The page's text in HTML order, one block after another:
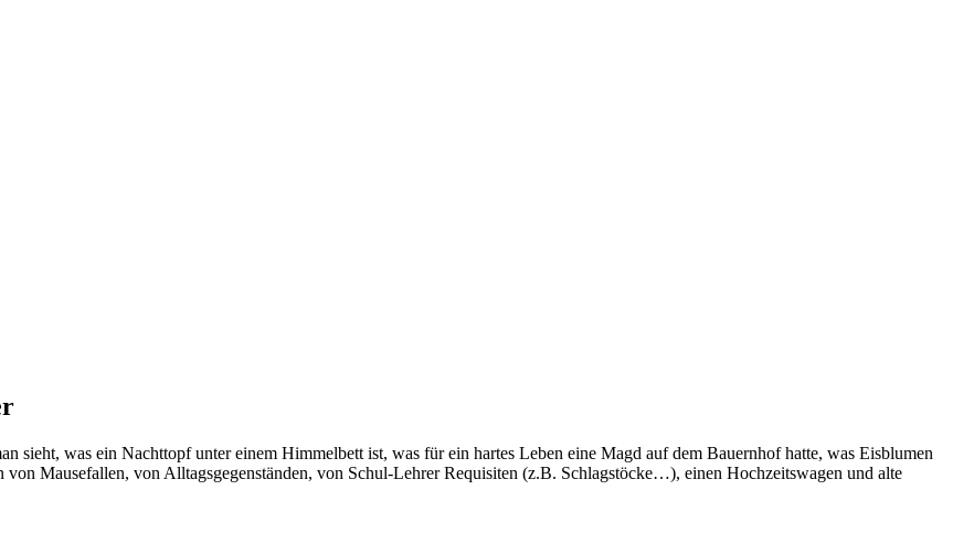
sieht, was ein Nachttopf unter einem Himmelbett ist, was für ein hartes Leben eine Magd auf dem Bauernhof hatte, was Eisblumen
Mausefallen, von Alltagsgegenständen, von Schul-Lehrer Requisiten (z.B. Schlagstöcke…), einen Hochzeitswagen und alte